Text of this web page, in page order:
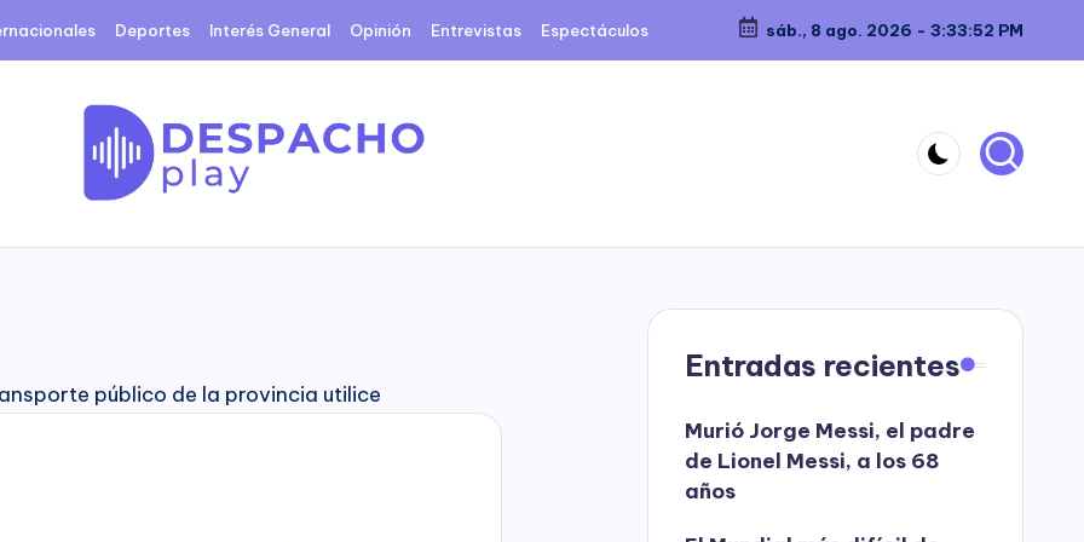
Deportes Interés General Opinión Entrevistas Espectáculos sáb., 8 ago. 2026 - 3:33:53 PM
D
p
Entradas recientes
Murió Jorge Messi, el padre
de Lionel Messi, a los 68
años